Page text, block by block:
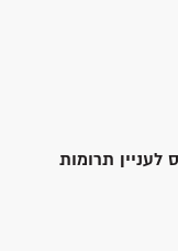
תרומות